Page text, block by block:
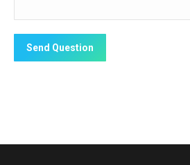
Send Question